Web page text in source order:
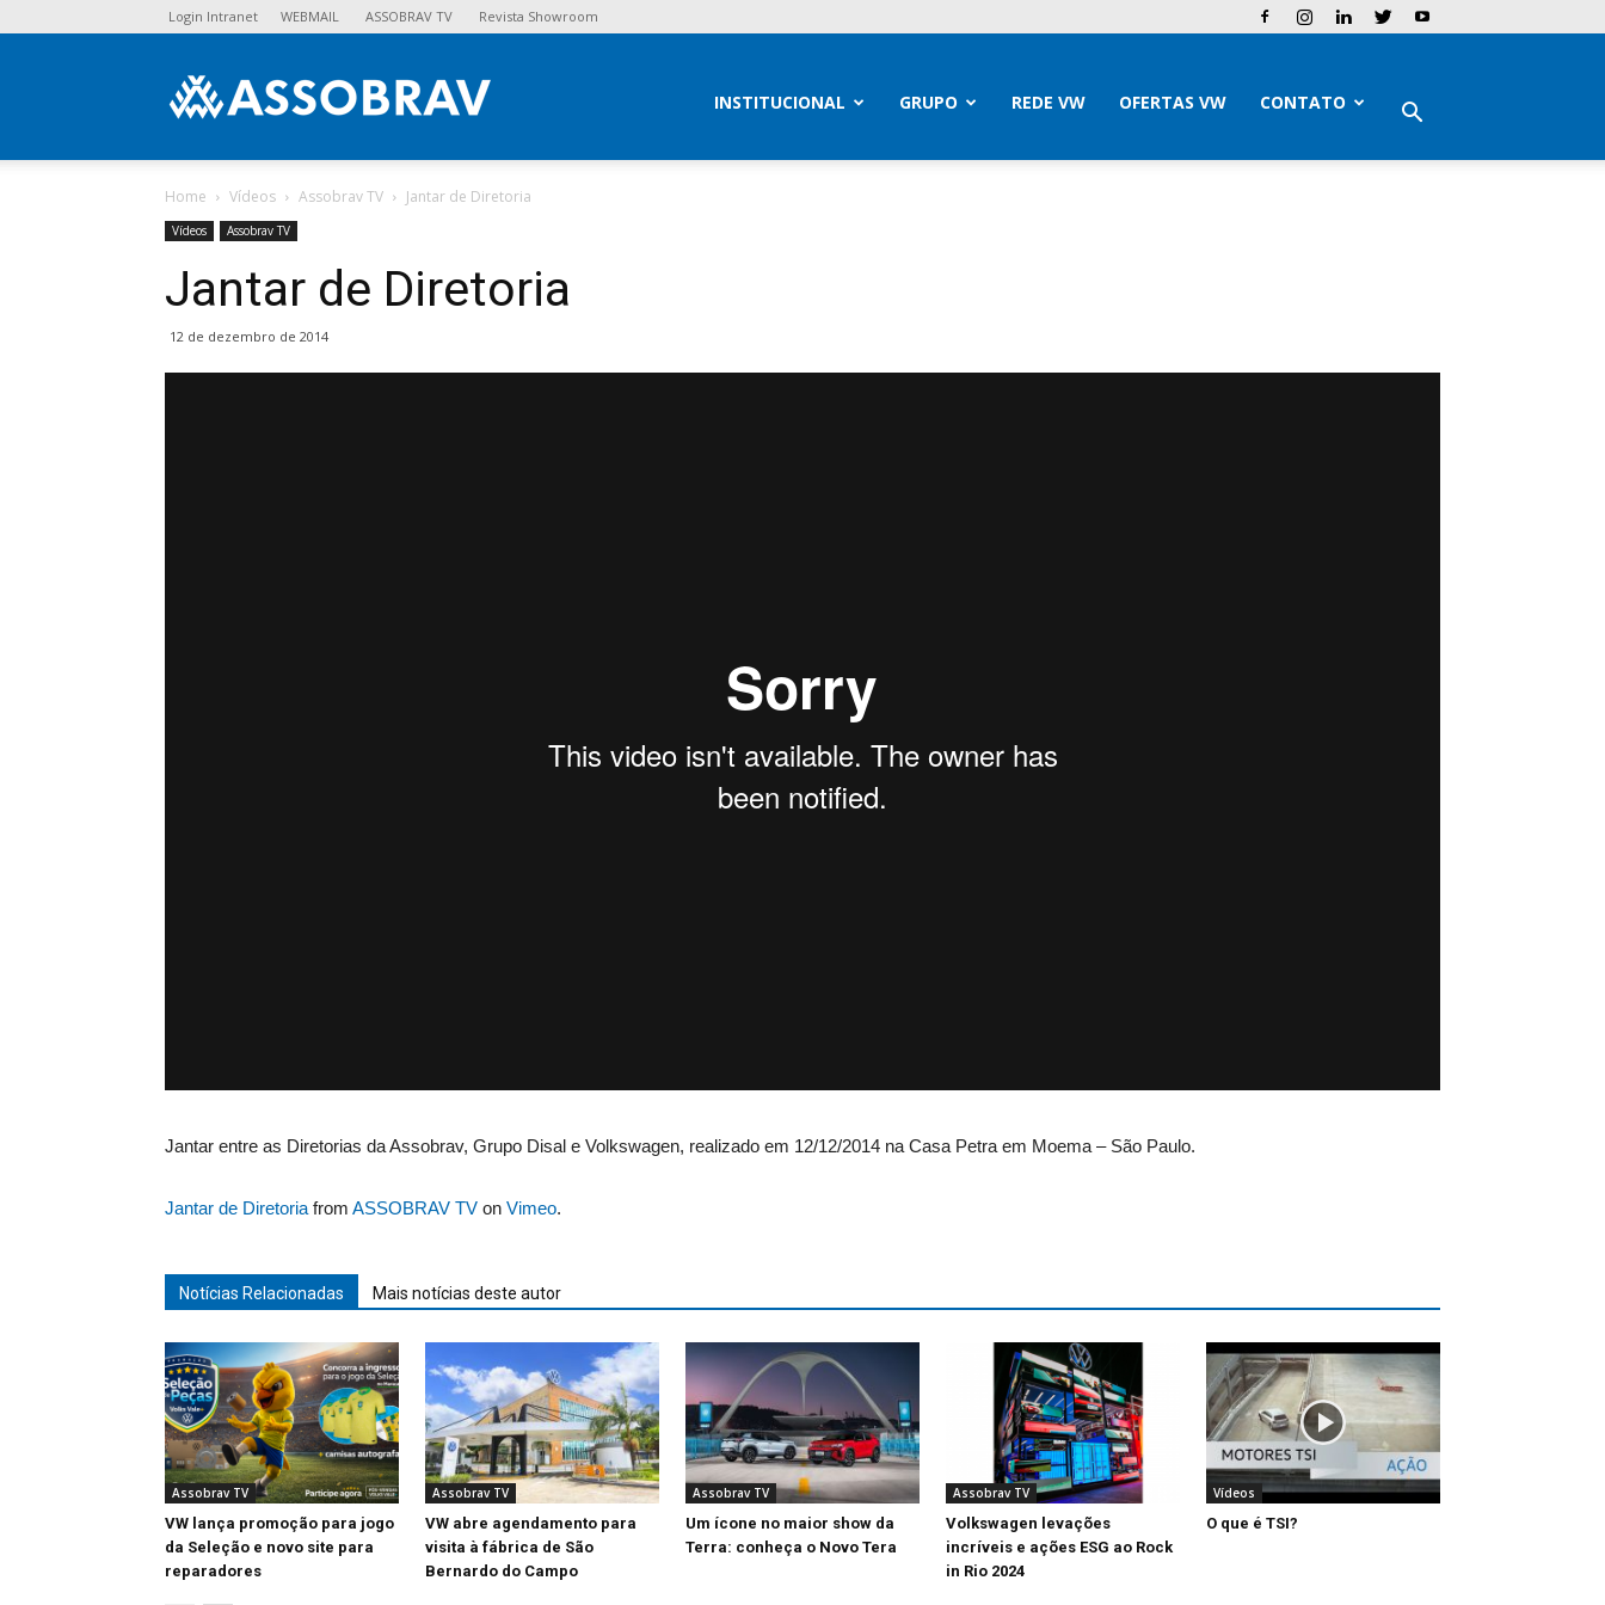
Login Intranet WEBMAIL ASSOBRAV TV Revista Showroom
INSTITUCIONAL GRUPO REDE VW OFERTAS VW CONTATO
Home Vídeos Assobrav TV Jantar de Diretoria
Vídeos Assobrav TV
Jantar de Diretoria
12 de dezembro de 2014
Jantar entre as Diretorias da Assobrav, Grupo Disal e Volkswagen, realizado em 12/12/2014 na Casa Petra em Moema – São Paulo.
Jantar de Diretoria from ASSOBRAV TV on Vimeo.
Notícias Relacionadas Mais notícias deste autor
Assobrav TV
VW lança promoção para jogo
da Seleção e novo site para
reparadores
Assobrav TV
VW abre agendamento para
visita à fábrica de São
Bernardo do Campo
Assobrav TV
Um ícone no maior show da
Terra: conheça o Novo Tera
Assobrav TV
Volkswagen levações
incríveis e ações ESG ao Rock
in Rio 2024
Vídeos
O que é TSI?